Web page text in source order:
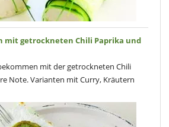
mit getrockneten Chili Paprika und
mit der getrockneten Chili
Note. Varianten mit Curry, Kräutern